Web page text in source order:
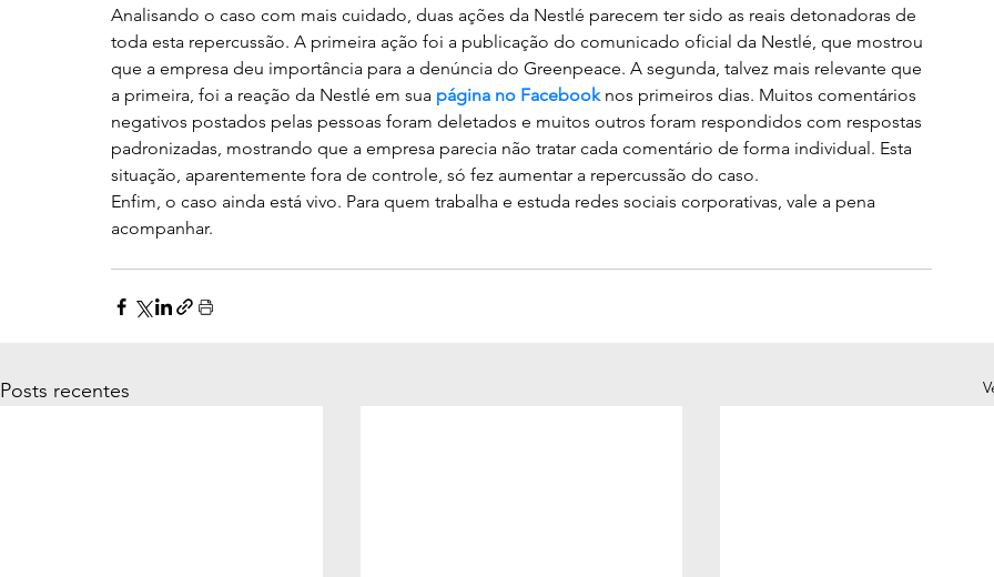
Analisando o caso com mais cuidado, duas ações da Nestlé parecem ter sido as reais detonadoras de
toda esta repercussão. A primeira ação foi a publicação do comunicado oficial da Nestlé, que mostrou
que a empresa deu importância para a denúncia do Greenpeace. A segunda, talvez mais relevante que
a primeira, foi a reação da Nestlé em sua página no Facebook nos primeiros dias. Muitos comentários
negativos postados pelas pessoas foram deletados e muitos outros foram respondidos com respostas
padronizadas, mostrando que a empresa parecia não tratar cada comentário de forma individual. Esta
situação, aparentemente fora de controle, só fez aumentar a repercussão do caso.
Enfim, o caso ainda está vivo. Para quem trabalha e estuda redes sociais corporativas, vale a pena
acompanhar.
Posts recentes